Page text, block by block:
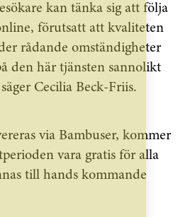
kan tänka sig att följa
förutsatt att kvaliteten
rådande omständigheter
den här tjänsten sannolikt
Cecilia Beck-Friis.
via Bambuser, kommer
vara gratis för alla
till hands kommande